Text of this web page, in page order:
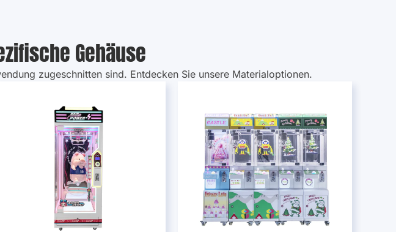
Gehäuse
zugeschnitten sind. Entdecken Sie unsere Materialoptionen.